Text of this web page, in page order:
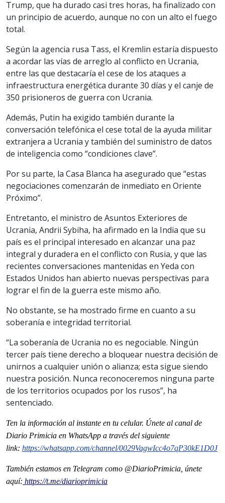
Trump, que ha durado casi tres horas, ha finalizado con
un principio de acuerdo, aunque no con un alto el fuego
total.
Según la agencia rusa Tass, el Kremlin estaría dispuesto
a acordar las vías de arreglo al conflicto en Ucrania,
entre las que destacaría el cese de los ataques a
infraestructura energética durante 30 días y el canje de
350 prisioneros de guerra con Ucrania.
Además, Putin ha exigido también durante la
conversación telefónica el cese total de la ayuda militar
extranjera a Ucrania y también del suministro de datos
de inteligencia como “condiciones clave”.
Por su parte, la Casa Blanca ha asegurado que “estas
negociaciones comenzarán de inmediato en Oriente
Próximo”.
Entretanto, el ministro de Asuntos Exteriores de
Ucrania, Andrii Sybiha, ha afirmado en la India que su
país es el principal interesado en alcanzar una paz
integral y duradera en el conflicto con Rusia, y que las
recientes conversaciones mantenidas en Yeda con
Estados Unidos han abierto nuevas perspectivas para
lograr el fin de la guerra este mismo año.
No obstante, se ha mostrado firme en cuanto a su
soberanía e integridad territorial.
“La soberanía de Ucrania no es negociable. Ningún
tercer país tiene derecho a bloquear nuestra decisión de
unirnos a cualquier unión o alianza; esta sigue siendo
nuestra posición. Nunca reconoceremos ninguna parte
de los territorios ocupados por los rusos”, ha
sentenciado.
Ten la información al instante en tu celular. Únete al canal de
Diario Primicia en WhatsApp a través del siguiente
link: https://whatsapp.com/channel/0029VagwIcc4o7qP30kE1D0J
También estamos en Telegram como @DiarioPrimicia, únete
aquí: https://t.me/diarioprimicia